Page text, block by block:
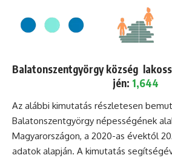
Balatonszentgyörgy község
jén: 1,644
Az alábbi kimutatás részletesen
Balatonszentgyörgy népességének
Magyarországon, a 2020-as évektől
adatok alapján. A kimutatás